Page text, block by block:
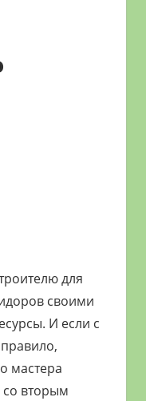
для
своими
И если с
мастера
со вторым